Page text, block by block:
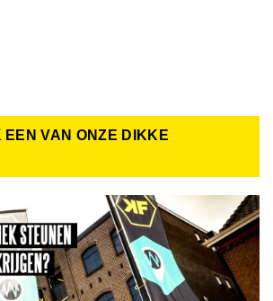
EEN VAN ONZE DIKKE